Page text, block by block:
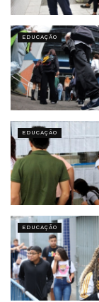
EDUCAÇÃO
EDUCAÇÃO
EDUCAÇÃO